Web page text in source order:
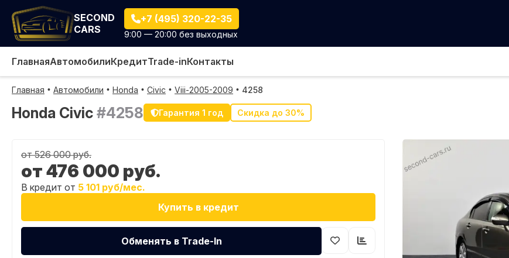
SECOND
CARS
+7 (495) 320-22-35
9:00 — 20:00 без выходных
ГлавнаяАвтомобилиКредитTrade-inКонтакты
Главная Автомобили Honda Civic Viii-2005-2009 4258
Honda Civic #4258 Гарантия 1 год Скидка до 30%
от 526 000 руб.
от 476 000 руб.
В кредит от 5 101 руб/мес.
Купить в кредит
Обменять в Trade-In